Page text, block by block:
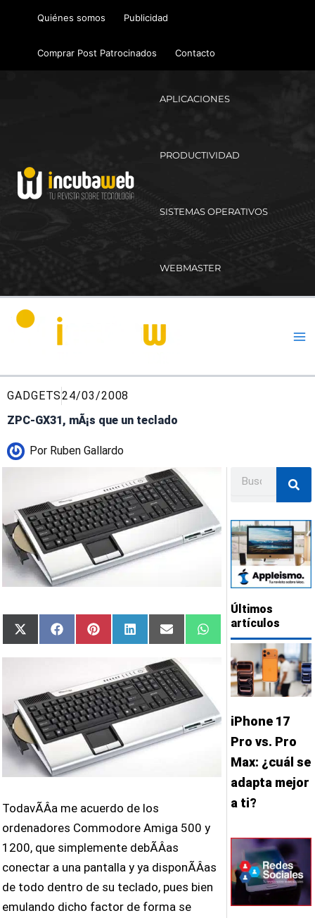
Quiénes somos Publicidad
Comprar Post Patrocinados Contacto
APLICACIONES
PRODUCTIVIDAD
SISTEMAS OPERATIVOS
WEBMASTER
GADGETS24/03/2008
ZPC-GX31, mÃ¡s que un teclado
Por Ruben Gallardo
Compartir
en
X
(Twitter)
Compartir
en
FacebookCompartir
en
PinterestCompartir
en
LinkedInCompartir
en
Email Compartir
en
WhatsApp
TodavÃ­Â­a me acuerdo de los
ordenadores Commodore Amiga 500 y
1200, que simplemente debÃ­Â­as
conectar a una pantalla y ya disponÃ­Â­as
de todo dentro de su teclado, pues bien
emulando dicho factor de forma se
Últimos
artículos
iPhone 17
Pro vs. Pro
Max: ¿cuál se
adapta mejor
a ti?